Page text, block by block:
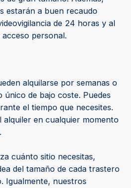
estarán a buen recaudo
de 24 horas y al
personal.
alquilarse por semanas o
único de bajo coste. Puedes
el tiempo que necesites.
alquiler en cualquier momento
cuánto sitio necesitas,
del tamaño de cada trastero
Igualmente, nuestros